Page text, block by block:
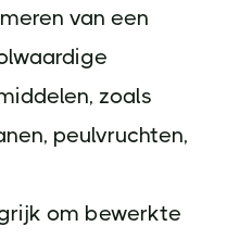
van een
zoals
peulvruchten,
om bewerkte